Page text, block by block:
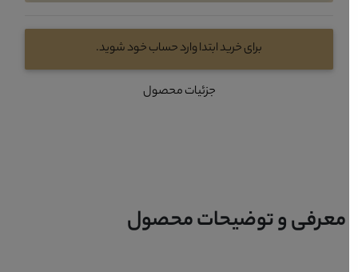
برای خرید ابتدا وارد حساب خود شوید.
جزئیات محصول
معرفی و توضیحات محصول